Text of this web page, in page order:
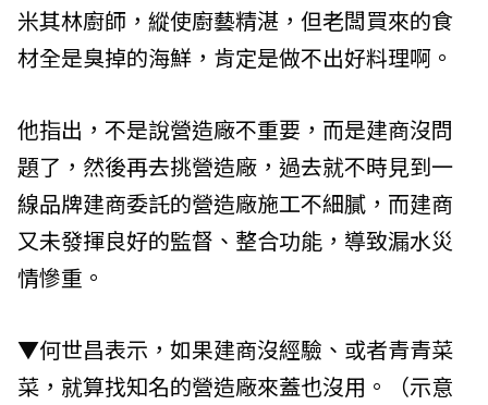
米其林廚師，縱使廚藝精湛，但老闆買來的食
材全是臭掉的海鮮，肯定是做不出好料理啊。
他指出，不是說營造廠不重要，而是建商沒問
題了，然後再去挑營造廠，過去就不時見到一
線品牌建商委託的營造廠施工不細膩，而建商
又未發揮良好的監督、整合功能，導致漏水災
情慘重。
▼何世昌表示，如果建商沒經驗、或者青青菜
菜，就算找知名的營造廠來蓋也沒用。（示意